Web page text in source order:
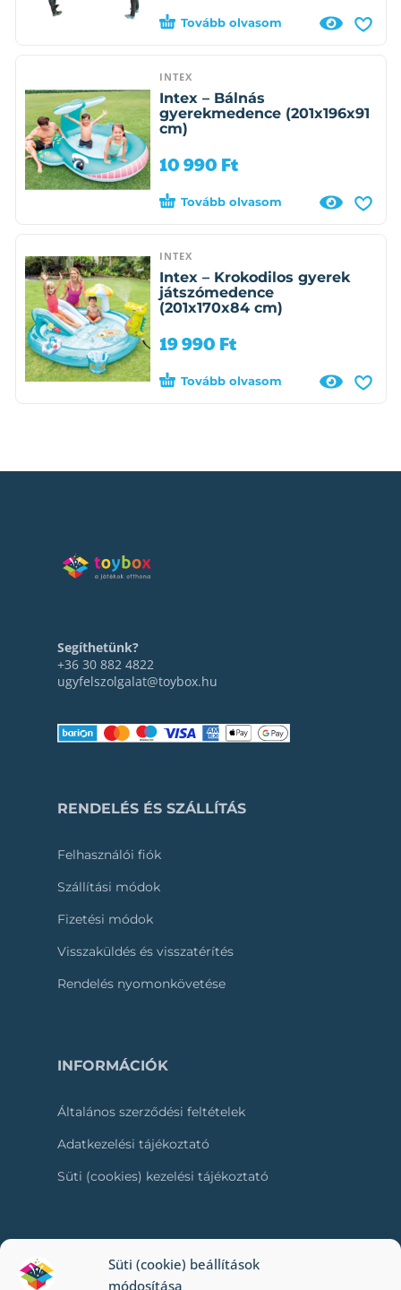
Süti (cookie) beállítások
módosítása
Tovább olvasom
INTEX
Intex – Bálnás
gyerekmedence (201x196x91
cm)
10 990 Ft
Tovább olvasom
INTEX
Intex – Krokodilos gyerek
játszómedence
(201x170x84 cm)
19 990 Ft
Tovább olvasom
Segíthetünk?
+36 30 882 4822
ugyfelszolgalat@toybox.hu
RENDELÉS ÉS SZÁLLÍTÁS
Felhasználói fiók
Szállítási módok
Fizetési módok
Visszaküldés és visszatérítés
Rendelés nyomonkövetése
INFORMÁCIÓK
Általános szerződési feltételek
Adatkezelési tájékoztató
Süti (cookies) kezelési tájékoztató
RÓLUNK